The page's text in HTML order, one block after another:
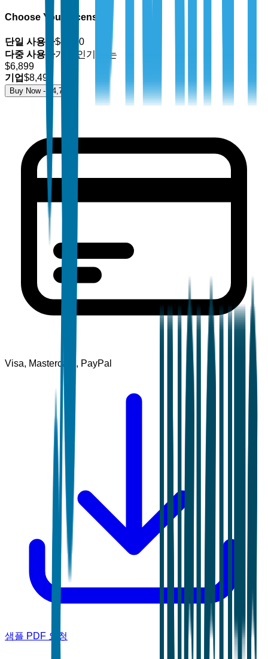
Choose Your License
단일 사용자$4,700
다중 사용자가장 인기 있는
$6,899
기업$8,499
Buy Now - $ 4,700
Visa, Mastercard, PayPal
샘플 PDF 요청